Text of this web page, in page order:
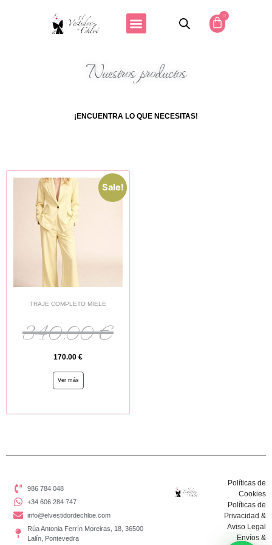
0
Nuestros productos
¡ENCUENTRA LO QUE NECESITAS!
Sale!
TRAJE COMPLETO MIELE
340.00€
170.00 €
Ver más
986 784 048
+34 606 284 747
info@elvestidordechloe.com
Rúa Antonia Ferrín Moreiras, 18, 36500
Lalín, Pontevedra
Políticas de
Cookies
Políticas de
Privacidad &
Aviso Legal
Envíos &